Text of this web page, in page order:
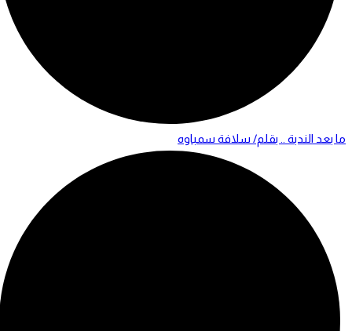
ما بعد الندبة .. بقلم/ سلافة سمباوه